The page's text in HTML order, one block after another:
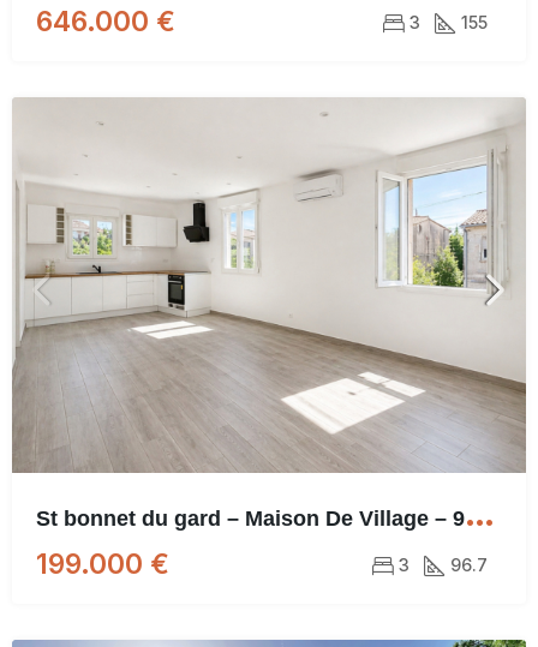
646.000 € 3 155
S
t bonnet du gard – Maison De Village – 96.7m²
199.000 € 3 96.7